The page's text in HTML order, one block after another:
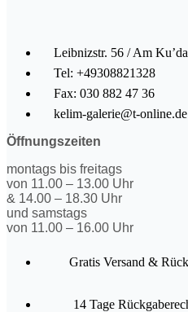
Leibnizstr. 56 / Am
Tel: +49308821328
Fax: 030 882 47 36
kelim-galerie@t-online.de
Öffnungszeiten
montags bis freitags
von 11.00 – 13.00 Uhr
& 14.00 – 18.30 Uhr
und samstags
von 11.00 – 16.00 Uhr
Gratis Versand &
14 Tage